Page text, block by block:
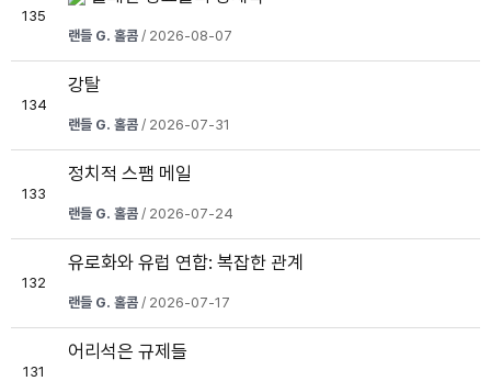
135
랜들 G. 홀콤 / 2026-08-07
134
강탈
랜들 G. 홀콤 / 2026-07-31
133
정치적 스팸 메일
랜들 G. 홀콤 / 2026-07-24
132
유로화와 유럽 연합: 복잡한 관계
랜들 G. 홀콤 / 2026-07-17
131
어리석은 규제들